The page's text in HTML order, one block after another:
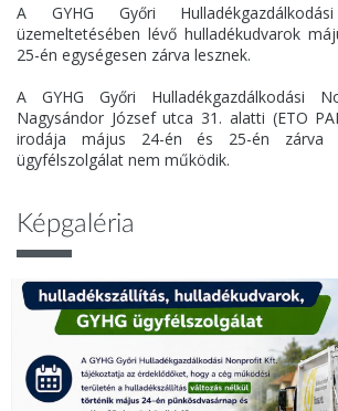
A GYHG Győri
üzemeltetésében lévő hulladékudvarok
25-én egységesen zárva lesznek.
A GYHG Győri Hulladékgazdálkodási
Nagysándor József utca 31. alatti (ETO
irodája május 24-én és 25-én zárva
ügyfélszolgálat nem működik.
Képgaléria